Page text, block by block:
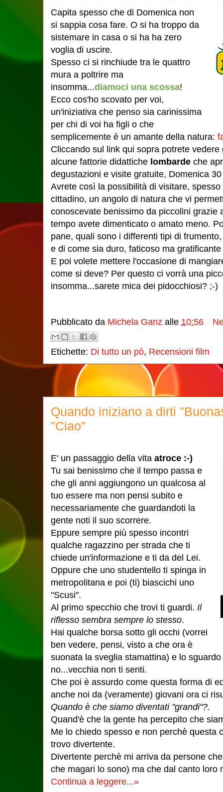
Capita spesso che di Domenica non
si sappia cosa fare. O si ha troppo da
sistemare in casa o si ha ha zero
voglia di uscire.
Spesso ci si rinchiude tra le quattro
mura a poltrire ma
insomma...diamoci una scossa!
Ecco cos'ho scovato per voi,
un'iniziativa che penso sia carinissima
per chi di voi ha figli o che
semplicemente è un amante della natura:
Cliccando sul link qui sopra potrete
alcune fattorie didattiche lombarde che
degustazioni e visite gratuite, Domenica
Avrete così la possibilità di visitare,
cittadino, un angolo di natura che vi
conoscevate benissimo da piccolini grazie
tempo avete dimenticato o amato meno.
pane, quali sono i differenti tipi di
e di come sia duro, faticoso ma
E poi volete mettere l'occasione di
come si deve? Per questo ci vorrà una
insomma...sarete mica dei pidocchiosi? ;-)
Pubblicato da Michela Ganz alle 10:56
Etichette: Di tutto un pò, Recensioni film
Quando iniziano a dirti
"Ciao"
E' un passaggio della vita atroce :-)
Tu sai benissimo che il tempo passa e
che gli anni aggiungono un qualcosa al
tuo essere ma non pensi subito e
necessariamente che guardandoti la
gente noti il suo scorrere.
Eppure sempre più spesso incontri
qualche ragazzino per strada che ti
chiede un'informazione e ti da del Lei.
Oppure che uno studentello ti spinga in
metropolitana e poi (ti) biascichi uno
"Scusi".
Al primo specchio che trovi ti guardi. Il
riflesso sembra sempre lo stesso.
Hai qualche borsa sotto gli occhi (vorrei
ben vedere, pensi, visto a che ora è
suonata la sveglia stamattina) e lo
no...vecchia non ti senti.
Che poi è assurdo come questa forma di
anche noi da (veramente) giovani ora ci
Quando è che siamo diventati "grandi"?.
Quand'è che la gente ha percepito che
Me lo chiedo spesso e non perchè questa
trovo divertente.
Divertente perchè mi arriva da persone
che magari lo sono) ma che dal canto loro
Continua a leggere...»